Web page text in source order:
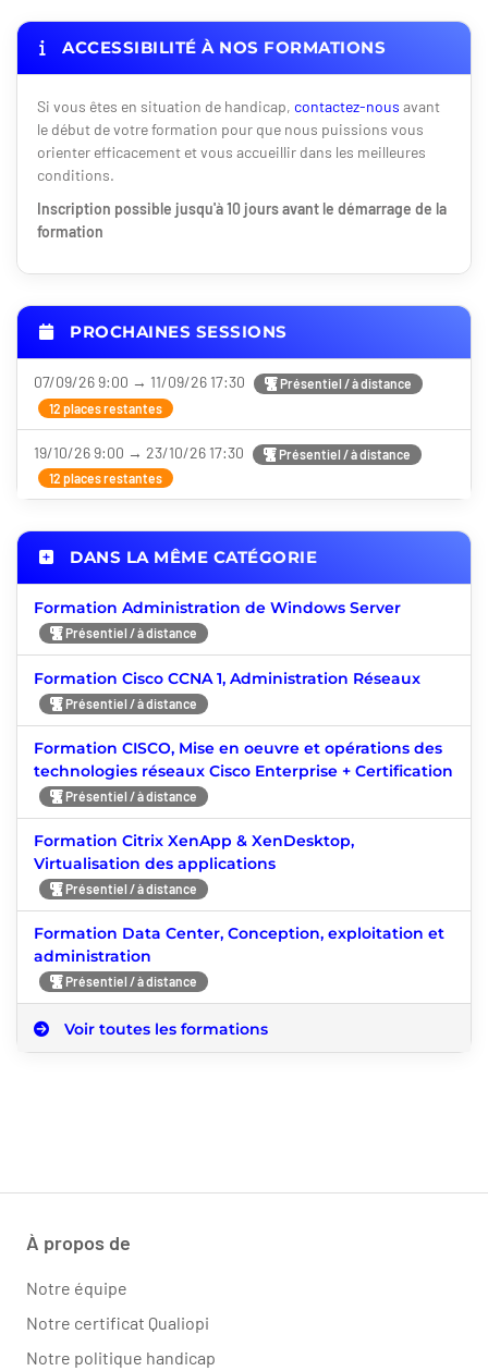
ACCESSIBILITÉ À NOS FORMATIONS
Si vous êtes en situation de handicap, contactez-nous avant
le début de votre formation pour que nous puissions vous
orienter efficacement et vous accueillir dans les meilleures
conditions.
Inscription possible jusqu'à 10 jours avant le démarrage de la
formation
PROCHAINES SESSIONS
07/09/26 9:00 → 11/09/26 17:30
Présentiel / à distance
12 places restantes
19/10/26 9:00 → 23/10/26 17:30
Présentiel / à distance
12 places restantes
DANS LA MÊME CATÉGORIE
Formation Administration de Windows Server
Présentiel / à distance
Formation Cisco CCNA 1, Administration Réseaux
Présentiel / à distance
Formation CISCO, Mise en oeuvre et opérations des
technologies réseaux Cisco Enterprise + Certification
Présentiel / à distance
Formation Citrix XenApp & XenDesktop,
Virtualisation des applications
Présentiel / à distance
Formation Data Center, Conception, exploitation et
administration
Présentiel / à distance
Voir toutes les formations
À propos de
Notre équipe
Notre certificat Qualiopi
Notre politique handicap